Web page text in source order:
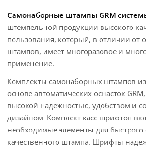
Самонаборные штампы GRM
штемпельной продукции высокого
пользования, который, в отличии от
штампов, имеет многоразовое и
применение.
Комплекты самонаборных штампов
основе автоматических оснасток
высокой надежностью, удобством и
дизайном. Комплект касс шрифтов
необходимые элементы для быстрого
качественного штампа. Шрифты